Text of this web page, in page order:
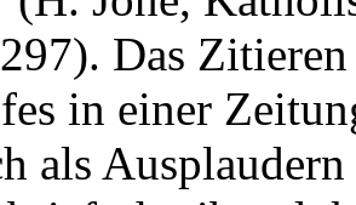
Das
in einer
als